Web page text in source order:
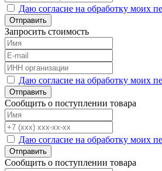
Даю согласие на обработку моих
Отправить
Запросить стоимость
Даю согласие на обработку моих
Отправить
Сообщить о поступлении товара
Даю согласие на обработку моих
Отправить
Сообщить о поступлении товара